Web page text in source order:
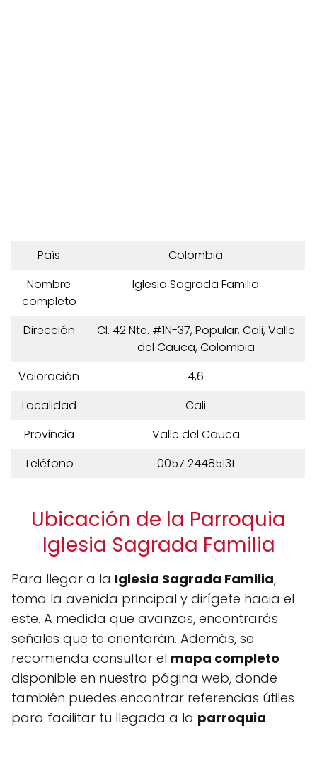
País
Colombia
Nombre
completo
Iglesia Sagrada Familia
Dirección
Cl. 42 Nte. #1N-37, Popular, Cali, Valle
del Cauca, Colombia
Valoración
4,6
Localidad
Cali
Provincia
Valle del Cauca
Teléfono
0057 24485131
Ubicación de la Parroquia
Iglesia Sagrada Familia
Para llegar a la Iglesia Sagrada Familia,
toma la avenida principal y dirígete hacia el
este. A medida que avanzas, encontrarás
señales que te orientarán. Además, se
recomienda consultar el mapa completo
disponible en nuestra página web, donde
también puedes encontrar referencias útiles
para facilitar tu llegada a la parroquia.